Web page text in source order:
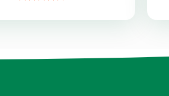
hạng4.45